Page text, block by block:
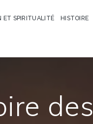
ET SPIRITUALITÉ HISTOIRE